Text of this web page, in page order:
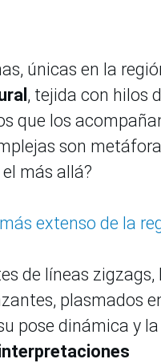
únicas en la
, tejida con hilos
que los
son
más allá?
extenso de la
de líneas zigzags,
plasmados
pose dinámica y la